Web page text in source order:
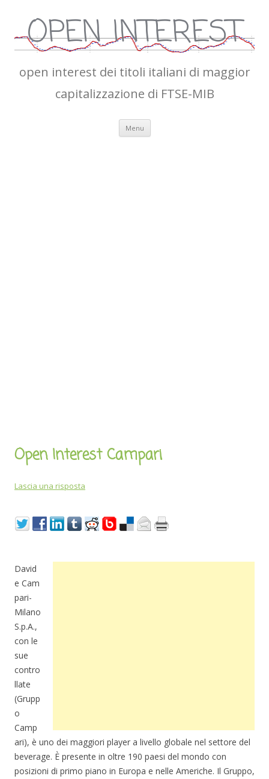
OPEN INTEREST
open interest dei titoli italiani di maggior
capitalizzazione di FTSE-MIB
Menu Vai
contenuto
Open Interest Campari
Lascia una risposta
David
e Cam
pari-
Milano
S.p.A.,
con le
sue
contro
llate
(Grupp
o
Camp
ari), è uno dei maggiori player a livello globale nel settore del
beverage. È presente in oltre 190 paesi del mondo con
posizioni di primo piano in Europa e nelle Americhe. Il Gruppo,